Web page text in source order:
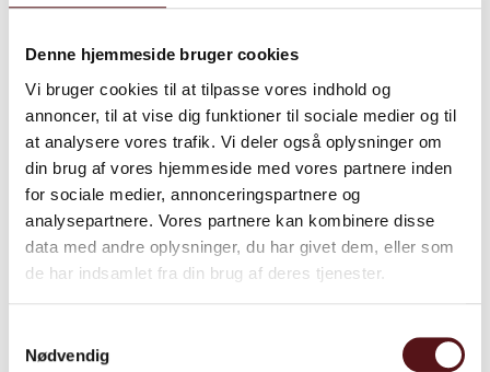
Denne hjemmeside bruger cookies
Vi bruger cookies til at tilpasse vores indhold og
annoncer, til at vise dig funktioner til sociale medier og til
at analysere vores trafik. Vi deler også oplysninger om
din brug af vores hjemmeside med vores partnere inden
for sociale medier, annonceringspartnere og
analysepartnere. Vores partnere kan kombinere disse
data med andre oplysninger, du har givet dem, eller som
de har indsamlet fra din brug af deres tjenester.
Nødvendig
opsummeres:
Navnet i sikkerhedsdatabladet og på etiketten skal være
det samme.
For sikkerhedsdatablade fra europæisk leverandør gælder
SDS skal være på dansk.
Det skal tage dansk national lovgivning i betragtning.
SDS skal indeholde 16 hovedpunkter og 48
underpunkter.
etiketten.